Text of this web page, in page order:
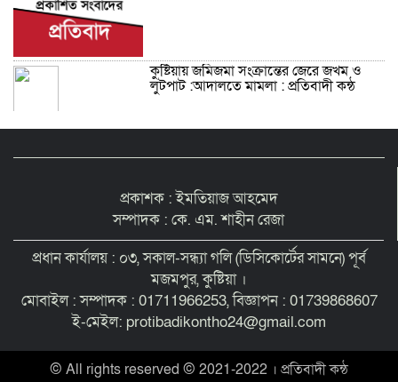
কুষ্টিয়ায় জমিজমা সংক্রান্তের জেরে জখম ও
লুটপাট :আদালতে মামলা : প্রতিবাদী কন্ঠ
প্রকাশক : ইমতিয়াজ আহমেদ
সম্পাদক : কে. এম. শাহীন রেজা
প্রধান কার্যালয় : ০৩, সকাল-সন্ধ্যা গলি (ডিসিকোর্টের সামনে) পূর্ব
মজমপুর, কুষ্টিয়া ।
মোবাইল : সম্পাদক : 01711966253, বিজ্ঞাপন : 01739868607
ই-মেইল: protibadikontho24@gmail.com
© All rights reserved © 2021-2022 । প্রতিবাদী কন্ঠ